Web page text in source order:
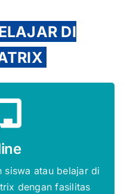
DI
siswa atau belajar di
dengan fasilitas